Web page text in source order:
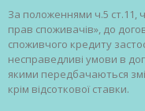
За положеннями ч.5 ст.11,
прав споживачів», до
споживчого кредиту
несправедливі умови в
якими передбачаються
крім відсоткової ставки.